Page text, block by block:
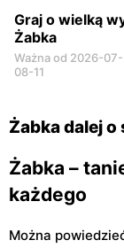
Graj o wielką
Żabka
Ważna od 2026-
08-11
Żabka dalej o
Żabka –
każdego
Można